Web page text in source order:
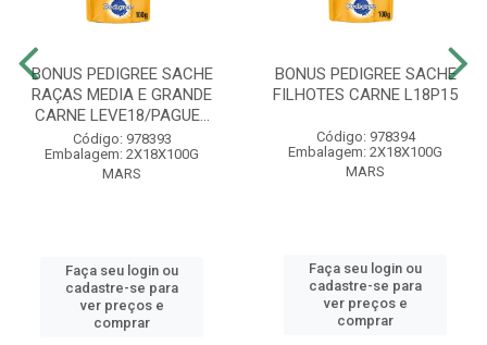
BONUS PEDIGREE SACHE
RAÇAS MEDIA E GRANDE
CARNE LEVE18/PAGUE...
Código: 978393
Embalagem: 2X18X100G
MARS
Faça seu login ou
cadastre-se para
ver preços e
comprar
BONUS PEDIGREE SACHE
FILHOTES CARNE L18P15
Código: 978394
Embalagem: 2X18X100G
MARS
Faça seu login ou
cadastre-se para
ver preços e
comprar